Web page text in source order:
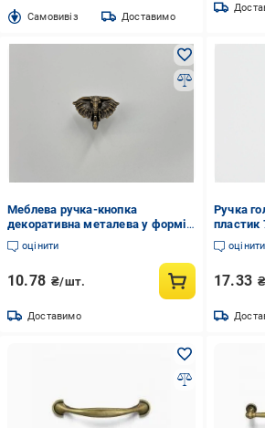
Cамовивіз Доставимо
Меблева ручка-кнопка
декоративна металева у формі
голови слона 33х13 мм Антична
Бронзовий (C-372-6)
оцінити
10.78 ₴/шт.
Доставимо
Ручка
пластик
оцінити
17.33